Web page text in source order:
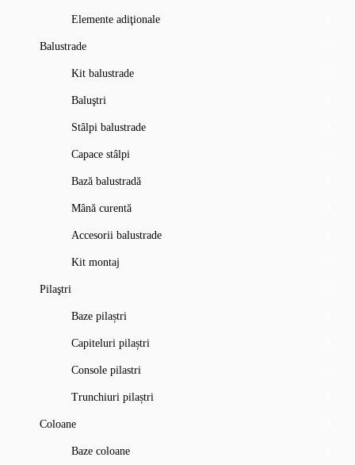
Elemente adiţionale
Balustrade
Kit balustrade
Baluştri
Stâlpi balustrade
Capace stâlpi
Bază balustradă
Mână curentă
Accesorii balustrade
Kit montaj
Pilaştri
Baze pilaștri
Capiteluri pilaștri
Console pilastri
Trunchiuri pilaștri
Coloane
Baze coloane